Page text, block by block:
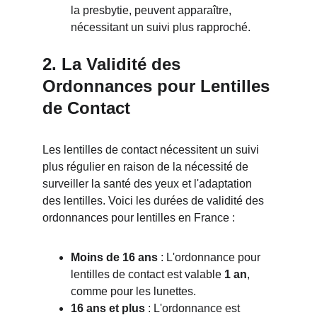
la presbytie, peuvent apparaître,
nécessitant un suivi plus rapproché.
2. La Validité des
Ordonnances pour Lentilles
de Contact
Les lentilles de contact nécessitent un suivi
plus régulier en raison de la nécessité de
surveiller la santé des yeux et l'adaptation
des lentilles. Voici les durées de validité des
ordonnances pour lentilles en France :
Moins de 16 ans : L'ordonnance pour
lentilles de contact est valable 1 an,
comme pour les lunettes.
16 ans et plus : L'ordonnance est